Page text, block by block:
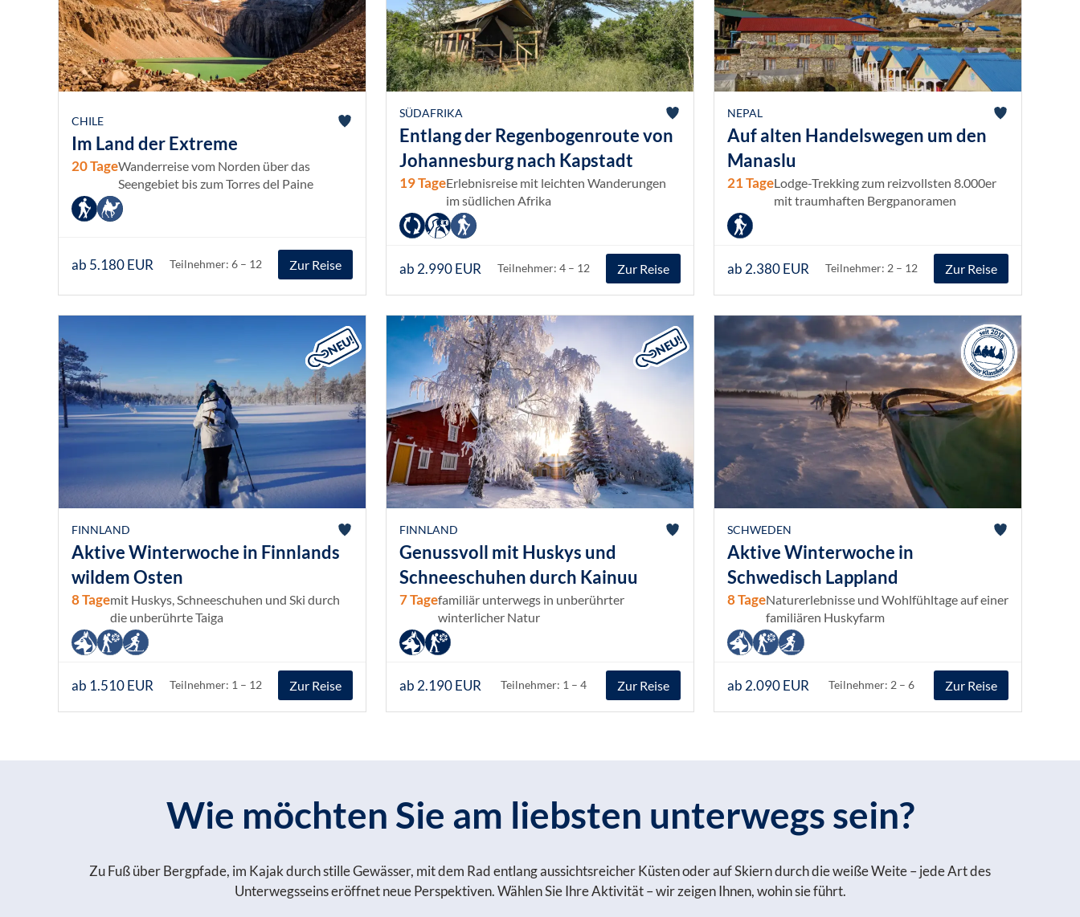
CHILE
Im Land der Extreme
20 TageWanderreise vom Norden über das
Seengebiet bis zum Torres del Paine
ab 5.180 EUR Teilnehmer: 6 – 12 Zur Reise
SÜDAFRIKA
Entlang der Regenbogenroute von
Johannesburg nach Kapstadt
19 TageErlebnisreise mit leichten Wanderungen
im südlichen Afrika
ab 2.990 EUR Teilnehmer: 4 – 12 Zur Reise
NEPAL
Auf alten Handelswegen um den
Manaslu
21 TageLodge-Trekking zum reizvollsten 8.000er
mit traumhaften Bergpanoramen
ab 2.380 EUR Teilnehmer: 2 – 12 Zur Reise
FINNLAND
Aktive Winterwoche in Finnlands
wildem Osten
8 Tagemit Huskys, Schneeschuhen und Ski durch
die unberührte Taiga
ab 1.510 EUR Teilnehmer: 1 – 12 Zur Reise
FINNLAND
Genussvoll mit Huskys und
Schneeschuhen durch Kainuu
7 Tagefamiliär unterwegs in unberührter
winterlicher Natur
ab 2.190 EUR Teilnehmer: 1 – 4 Zur Reise
SCHWEDEN
Aktive Winterwoche in
Schwedisch Lappland
8 TageNaturerlebnisse und Wohlfühltage auf einer
familiären Huskyfarm
ab 2.090 EUR Teilnehmer: 2 – 6 Zur Reise
Wie möchten Sie am liebsten unterwegs sein?
Zu Fuß über Bergpfade, im Kajak durch stille Gewässer, mit dem Rad entlang aussichtsreicher Küsten oder auf Skiern durch die weiße Weite – jede Art des
Unterwegsseins eröffnet neue Perspektiven. Wählen Sie Ihre Aktivität – wir zeigen Ihnen, wohin sie führt.